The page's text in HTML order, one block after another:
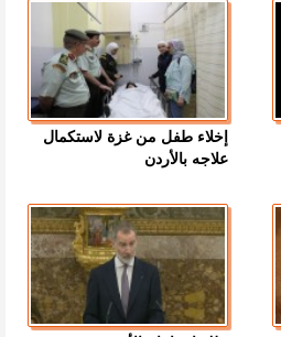
إخلاء طفل من غزة لاستكمال
علاجه بالأردن